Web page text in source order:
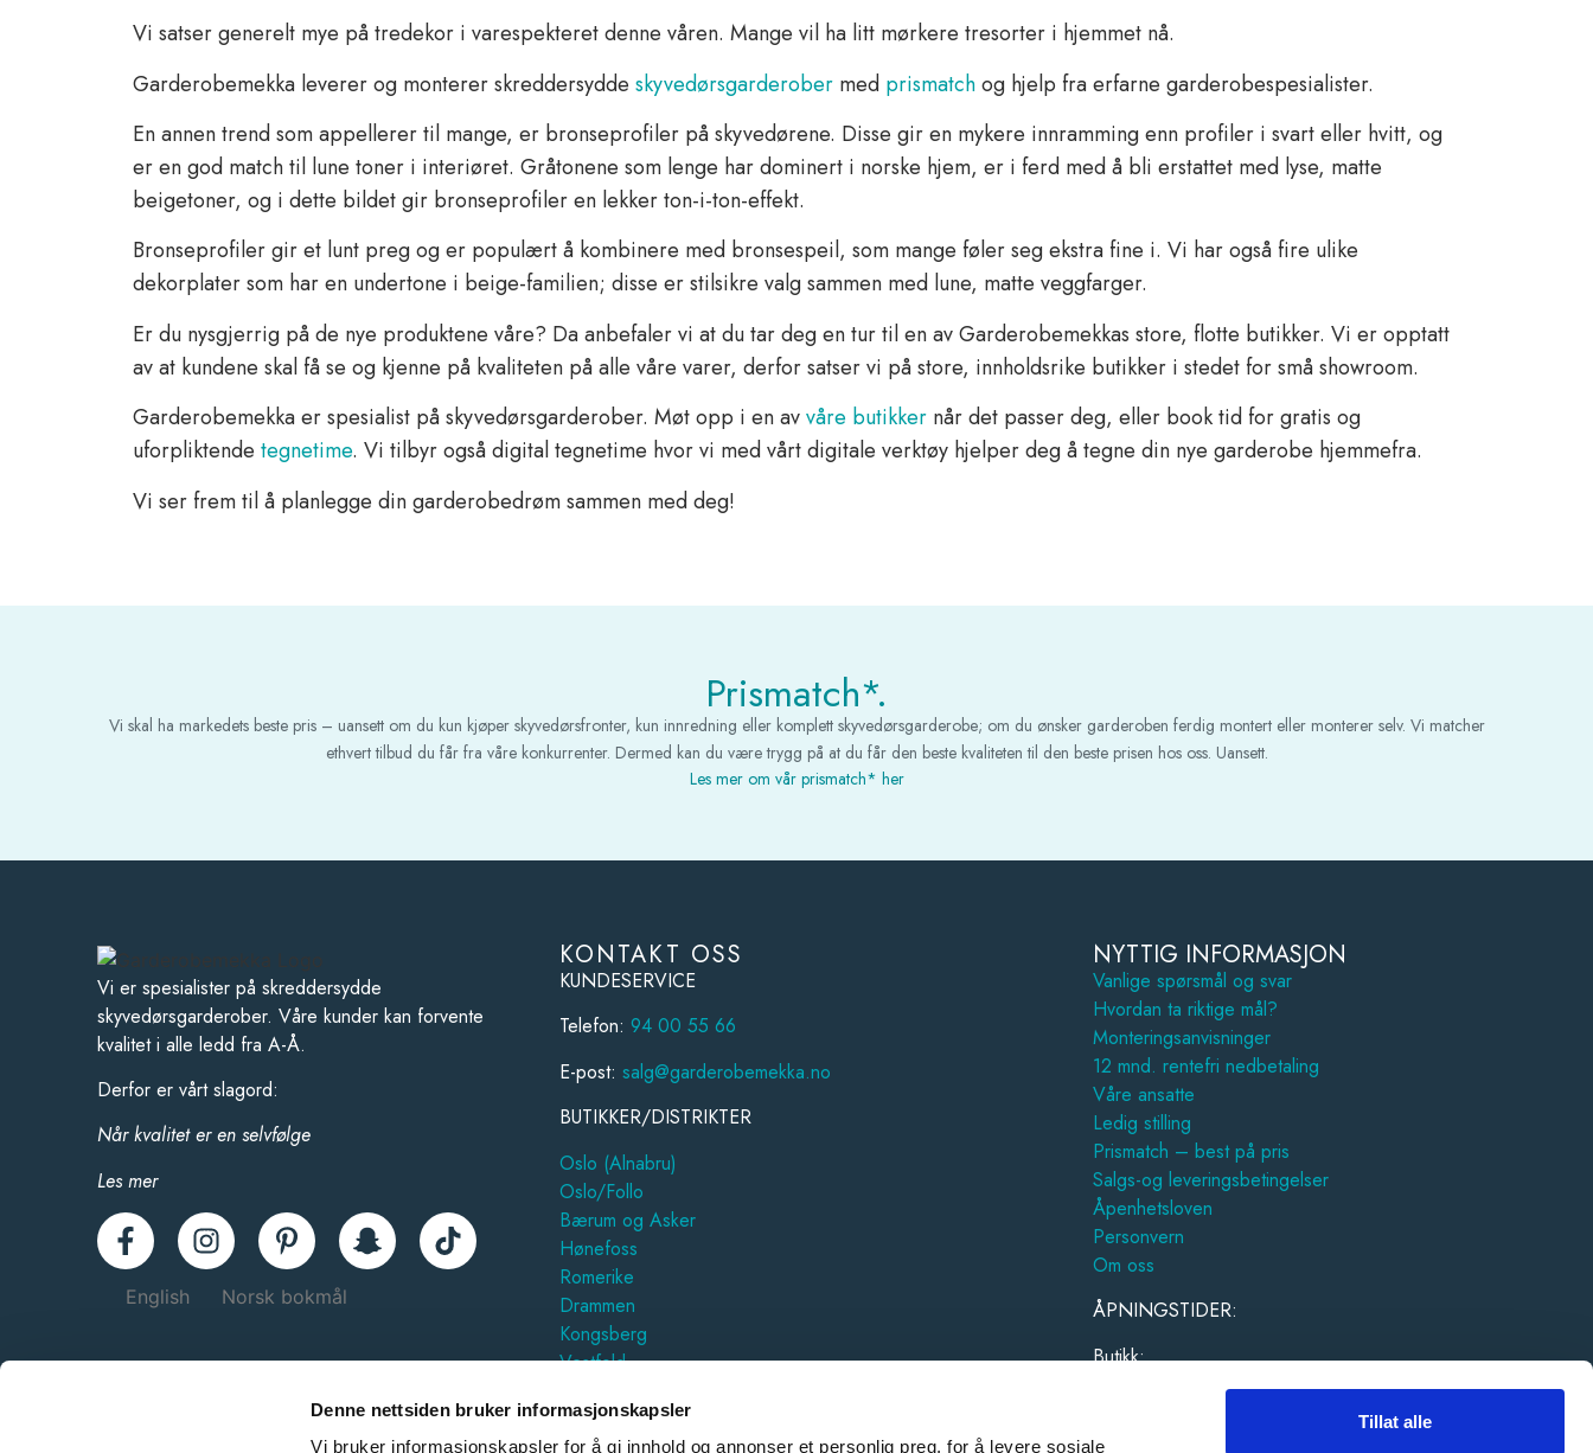
Denne nettsiden bruker informasjonskapsler
Vi bruker informasjonskapsler for å gi innhold og annonser et personlig preg, for å levere sosiale
Tillat alle
Vi satser generelt mye på tredekor i varespekteret denne våren. Mange vil ha litt mørkere tresorter i hjemmet nå.
Garderobemekka leverer og monterer skreddersydde skyvedørsgarderober med prismatchog hjelp fra erfarne garderobespesialister.
En annen trend som appellerer til mange, er bronseprofiler på skyvedørene. Disse gir en mykere innramming enn profiler i svart eller hvitt, og
er en god match til lune toner i interiøret. Gråtonene som lenge har dominert i norske hjem, er i ferd med å bli erstattet med lyse, matte
beigetoner, og i dette bildet gir bronseprofiler en lekker ton-i-ton-effekt.
Bronseprofiler gir et lunt preg og er populært å kombinere med bronsespeil, som mange føler seg ekstra fine i. Vi har også fire ulike
dekorplater som har en undertone i beige-familien; disse er stilsikre valg sammen med lune, matte veggfarger.
Er du nysgjerrig på de nye produktene våre? Da anbefaler vi at du tar deg en tur til en av Garderobemekkas store, flotte butikker. Vi er opptatt
av at kundene skal få se og kjenne på kvaliteten på alle våre varer, derfor satser vi på store, innholdsrike butikker i stedet for små showroom.
Garderobemekka er spesialist på skyvedørsgarderober. Møt opp i en avvåre butikker når det passer deg, eller book tid for gratis og
uforpliktende tegnetime. Vi tilbyr også digital tegnetime hvor vi med vårt digitale verktøy hjelper deg å tegne din nye garderobe hjemmefra.
Vi ser frem til å planlegge din garderobedrøm sammen med deg!
Prismatch*.
Vi skal ha markedets beste pris – uansett om du kun kjøper skyvedørsfronter, kun innredning eller komplett skyvedørsgarderobe; om du ønsker garderoben ferdig montert eller monterer selv. Vi matcher
ethvert tilbud du får fra våre konkurrenter. Dermed kan du være trygg på at du får den beste kvaliteten til den beste prisen hos oss. Uansett.
Les mer om vår prismatch* her
Vi er spesialister på skreddersydde
skyvedørsgarderober. Våre kunder kan forvente
kvalitet i alle ledd fra A-Å.
Derfor er vårt slagord:
Når kvalitet er en selvfølge
Les mer
English Norsk bokmål
KONTAKT OSS
KUNDESERVICE
Telefon: 94 00 55 66
E-post: salg@garderobemekka.no
BUTIKKER/DISTRIKTER
Oslo (Alnabru)
Oslo/Follo
Bærum og Asker
Hønefoss
Romerike
Drammen
Kongsberg
Vestfold
Trondheim
Østfold
NYTTIG INFORMASJON
Vanlige spørsmål og svar
Hvordan ta riktige mål?
Monteringsanvisninger
12 mnd. rentefri nedbetaling
Våre ansatte
Ledig stilling
Prismatch – best på pris
Salgs-og leveringsbetingelser
Åpenhetsloven
Personvern
Om oss
ÅPNINGSTIDER:
Butikk: